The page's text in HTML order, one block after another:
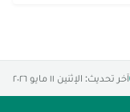
آخر تحديث: الإثنين ١١ مايو ٢٠٢٦